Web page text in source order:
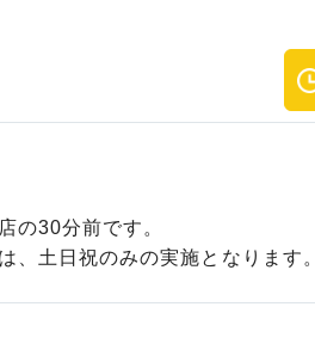
の30分前です。
、土日祝のみの実施となります。